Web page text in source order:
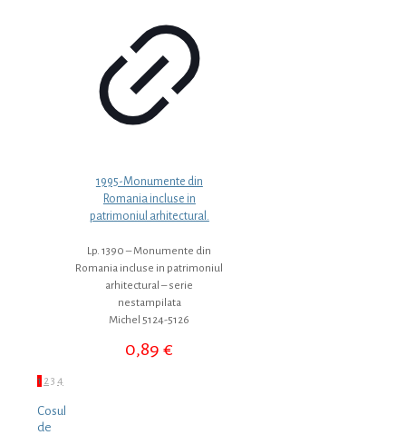
1995-Monumente din
Romania incluse in
patrimoniul arhitectural.
Lp. 1390 – Monumente din
Romania incluse in patrimoniul
arhitectural – serie
nestampilata
Michel 5124-5126
0,89€
1 23 4
Cosul
de